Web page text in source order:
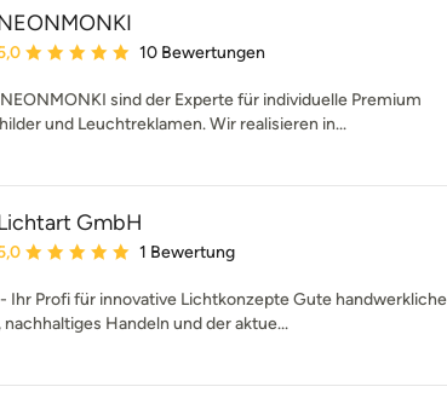
Bewertung: 5 von 5 Sternen
10 Bewertungen
sind der Experte für individuelle Premium
und Leuchtreklamen. Wir realisieren in...
GmbH
Bewertung: 5 von 5 Sternen
1 Bewertung
Ihr Profi für innovative Lichtkonzepte Gute handwerkliche
nachhaltiges Handeln und der aktue...